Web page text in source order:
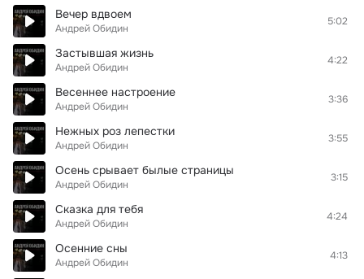
Вечер вдвоем
Андрей Обидин
5:02
Застывшая жизнь
Андрей Обидин
4:22
Весеннее настроение
Андрей Обидин
3:36
Нежных роз лепестки
Андрей Обидин
3:55
Осень срывает былые страницы
Андрей Обидин
3:15
Сказка для тебя
Андрей Обидин
4:24
Осенние сны
Андрей Обидин
4:13